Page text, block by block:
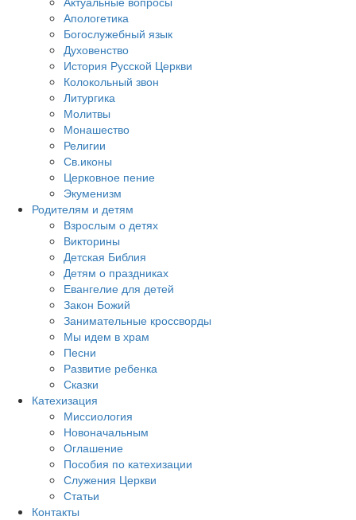
Апологетика
Богослужебный язык
Духовенство
История Русской Церкви
Колокольный звон
Литургика
Молитвы
Монашество
Религии
Св.иконы
Церковное пение
Экуменизм
Родителям и детям
Взрослым о детях
Викторины
Детская Библия
Детям о праздниках
Евангелие для детей
Закон Божий
Занимательные кроссворды
Мы идем в храм
Песни
Развитие ребенка
Сказки
Катехизация
Миссиология
Новоначальным
Оглашение
Пособия по катехизации
Служения Церкви
Статьи
Контакты